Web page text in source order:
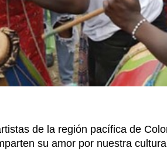
de la región pacífica de
su amor por nuestra